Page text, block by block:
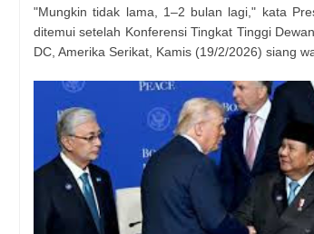
"Mungkin tidak lama, 1–2 bulan lagi," kata
ditemui setelah Konferensi Tingkat Tinggi
DC, Amerika Serikat, Kamis (19/2/2026) siang